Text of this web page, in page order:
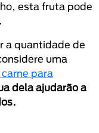
esta fruta pode
a quantidade de
uma
carne para
dela ajudarão a